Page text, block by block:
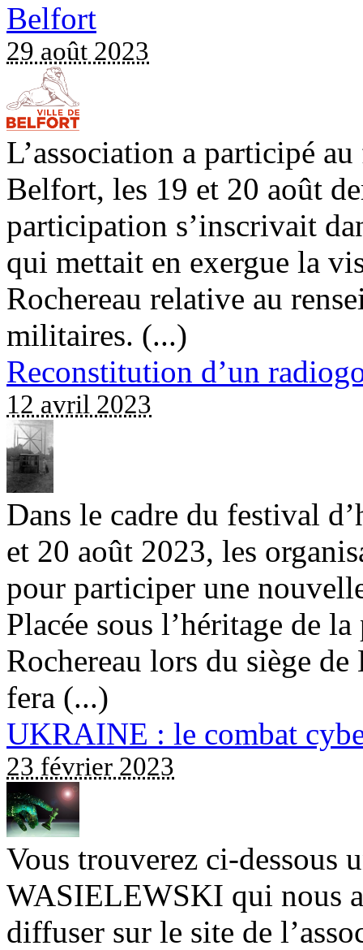
Belfort
29 août 2023
L’association a participé
Belfort, les 19 et 20 août
participation s’inscrivait
qui mettait en exergue la
Rochereau relative au
militaires. (...)
Reconstitution d’un
12 avril 2023
Dans le cadre du festival
et 20 août 2023, les
pour participer une
Placée sous l’héritage de
Rochereau lors du siège
fera (...)
UKRAINE : le combat
23 février 2023
Vous trouverez ci-dessous
WASIELEWSKI qui nous
diffuser sur le site de